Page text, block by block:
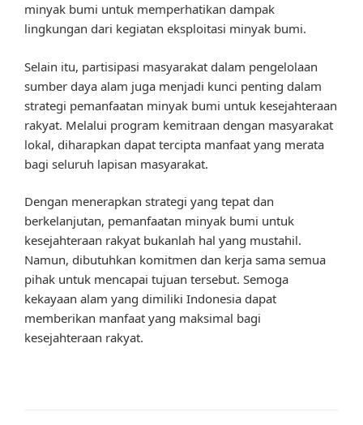
minyak bumi untuk memperhatikan dampak
lingkungan dari kegiatan eksploitasi minyak bumi.
Selain itu, partisipasi masyarakat dalam pengelolaan
sumber daya alam juga menjadi kunci penting dalam
strategi pemanfaatan minyak bumi untuk kesejahteraan
rakyat. Melalui program kemitraan dengan masyarakat
lokal, diharapkan dapat tercipta manfaat yang merata
bagi seluruh lapisan masyarakat.
Dengan menerapkan strategi yang tepat dan
berkelanjutan, pemanfaatan minyak bumi untuk
kesejahteraan rakyat bukanlah hal yang mustahil.
Namun, dibutuhkan komitmen dan kerja sama semua
pihak untuk mencapai tujuan tersebut. Semoga
kekayaan alam yang dimiliki Indonesia dapat
memberikan manfaat yang maksimal bagi
kesejahteraan rakyat.